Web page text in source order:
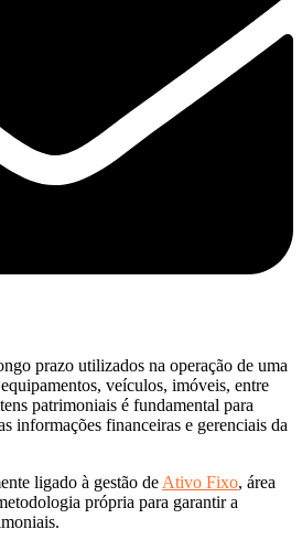
prazo utilizados na operação de uma
veículos, imóveis, entre
patrimoniais é fundamental para
informações financeiras e gerenciais da
ligado à gestão de Ativo Fixo, área
própria para garantir a